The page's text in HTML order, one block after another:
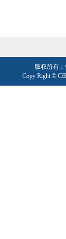
版权所有
Copy Right ©